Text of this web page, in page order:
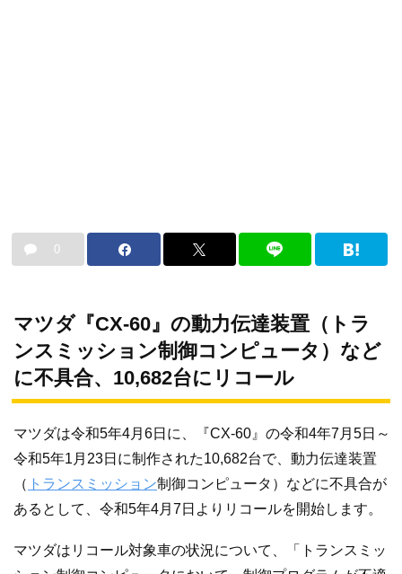
0
マツダ『CX-60』の動力伝達装置（トラ
ンスミッション制御コンピュータ）など
に不具合、10,682台にリコール
マツダは令和5年4月6日に、『CX-60』の令和4年7月5日～
令和5年1月23日に制作された10,682台で、動力伝達装置
（ トランスミッション制御コンピュータ）などに不具合が
あるとして、令和5年4月7日よりリコールを開始します。
マツダはリコール対象車の状況について、「トランスミッ